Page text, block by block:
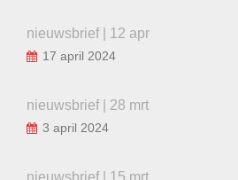
nieuwsbrief | 12 apr
17 april 2024
nieuwsbrief | 28 mrt
3 april 2024
nieuwsbrief | 15 mrt